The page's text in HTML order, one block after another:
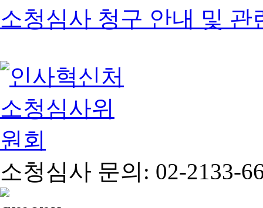
소청심사 청구 안내 및 관
소청심사 문의: 02-2133-